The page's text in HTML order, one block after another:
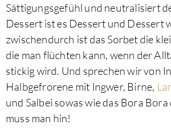
Sättigungsgefühl und neutralisiert
Dessert ist es Dessert und Dessert
zwischendurch ist das Sorbet die
die man flüchten kann, wenn der
stickig wird. Und sprechen wir von
Halbgefrorene mit Ingwer, Birne,
und Salbei sowas wie das Bora
muss man hin!